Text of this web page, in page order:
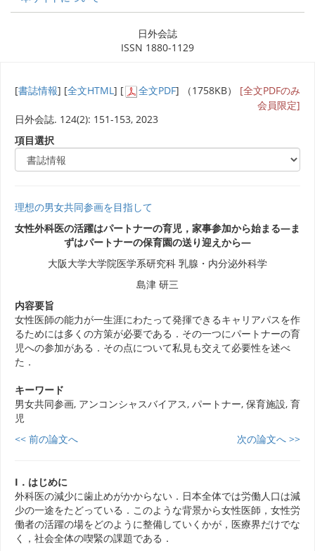
日外会誌
ISSN 1880-1129
[書誌情報] [全文HTML] [ 全文PDF] （1758KB） [全文PDFのみ
会員限定]
日外会誌. 124(2): 151-153, 2023
項目選択
理想の男女共同参画を目指して
女性外科医の活躍はパートナーの育児，家事参加から始まる―ま
ずはパートナーの保育園の送り迎えから―
大阪大学大学院医学系研究科 乳腺・内分泌外科学
島津 研三
内容要旨
女性医師の能力が一生涯にわたって発揮できるキャリアパスを作
るためには多くの方策が必要である．その一つにパートナーの育
児への参加がある．その点について私見も交えて必要性を述べ
た．
キーワード
男女共同参画, アンコンシャスバイアス, パートナー, 保育施設, 育
児
<< 前の論文へ
次の論文へ >>
I．はじめに
外科医の減少に歯止めがかからない．日本全体では労働人口は減
少の一途をたどっている．このような背景から女性医師，女性労
働者の活躍の場をどのように整備していくかが，医療界だけでな
く，社会全体の喫緊の課題である．